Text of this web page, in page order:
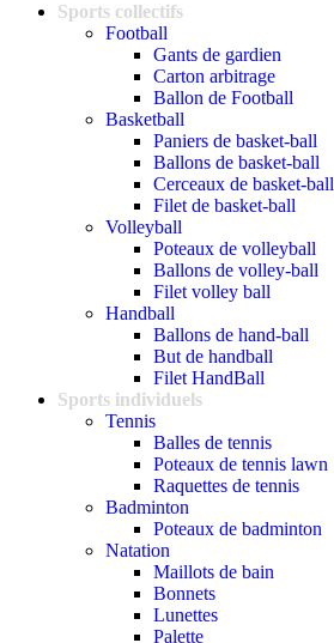
Sports collectifs
Football
Gants de gardien
Carton arbitrage
Ballon de Football
Basketball
Paniers de basket-ball
Ballons de basket-ball
Cerceaux de basket-ball
Filet de basket-ball
Volleyball
Poteaux de volleyball
Ballons de volley-ball
Filet volley ball
Handball
Ballons de hand-ball
But de handball
Filet HandBall
Sports individuels
Tennis
Balles de tennis
Poteaux de tennis lawn
Raquettes de tennis
Badminton
Poteaux de badminton
Natation
Maillots de bain
Bonnets
Lunettes
Palette